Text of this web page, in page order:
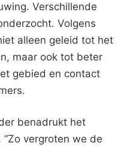
Verschillende
Volgens
alleen geleid tot het
maar ook tot beter
gebied en contact
benadrukt het
vergroten we de